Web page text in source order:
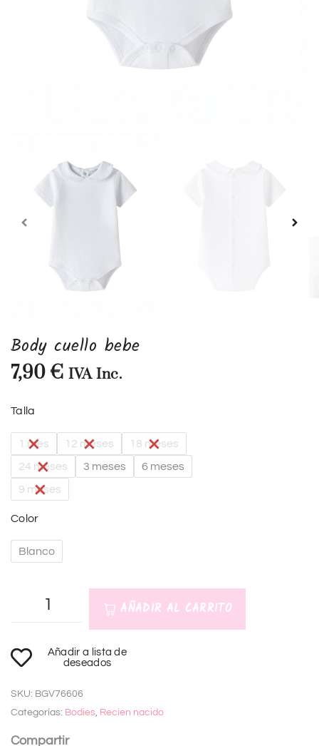
Body cuello bebe
7,90€ IVA Inc.
Talla
1 mes 12 meses
18 meses
24 meses
3 meses
6 meses
9 meses
Color
Blanco
AÑADIR AL CARRITO
l
e
r
n
Añadir a lista de
deseados
SKU: BGV76606
Categorías: Bodies, Recien nacido
Compartir